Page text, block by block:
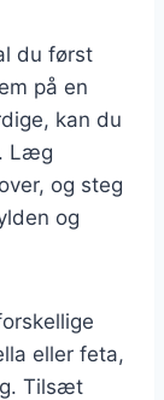
du først
på en
kan du
Læg
og steg
og
eller feta,
Tilsæt